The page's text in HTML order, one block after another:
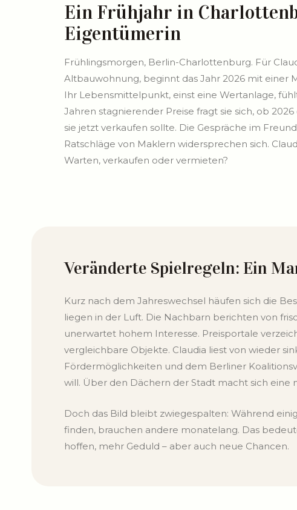
Ein Frühjahr in
Eigentümerin
Frühlingsmorgen, Berlin-Charlottenburg. Für
Altbauwohnung, beginnt das Jahr 2026 mit einer
Ihr Lebensmittelpunkt, einst eine Wertanlage,
Jahren stagnierender Preise fragt sie sich, ob
sie jetzt verkaufen sollte. Die Gespräche im
Ratschläge von Maklern widersprechen sich.
Warten, verkaufen oder vermieten?
Veränderte Spielregeln: Ein
Kurz nach dem Jahreswechsel häufen sich die
liegen in der Luft. Die Nachbarn berichten von
unerwartet hohem Interesse. Preisportale
vergleichbare Objekte. Claudia liest von wieder
Fördermöglichkeiten und dem Berliner
will. Über den Dächern der Stadt macht sich eine
Doch das Bild bleibt zwiegespalten: Während
finden, brauchen andere monatelang. Das
hoffen, mehr Geduld – aber auch neue Chancen.